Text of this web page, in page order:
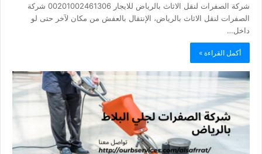
شركة الصفرات لنقل الاثاث بالرياض للايجار 00201002461306 شركة
الصفرات لنقل الاثاث بالرياض، الإنتقال بالعفش من مكان لآخر حتى لو
داخل…
أكمل القراءة »